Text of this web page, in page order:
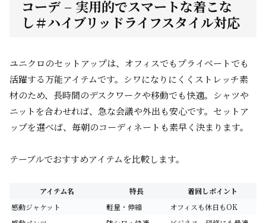
コーデ – 実用的でスマートな着こな
し＃ハイブリッドライフスタイル対応
ユニクロのセットアップは、オフィスでもプライベートでも
活躍する万能アイテムです。シワになりにくくストレッチ素
材のため、長時間のデスクワークや移動でも快適。シャツや
ニットを合わせれば、急な会議や外出も安心です。セットア
ップを選べば、毎朝のコーディネートも素早く決まります。
テーブルでおすすめアイテムを比較します。
アイテム名 特長
着回しポイント
感動ジャケット
軽量・伸縮
オフィスも休日もOK